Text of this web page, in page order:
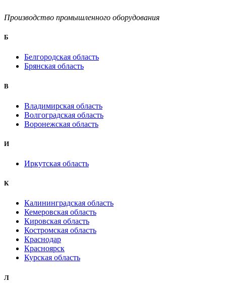
Производство промышленного оборудования
Б
Белгородская область
Брянская область
B
Владимирская область
Волгоградская область
Воронежская область
И
Иркутская область
К
Калининградская область
Кемеровская область
Кировская область
Костромская область
Краснодар
Красноярск
Курская область
Л